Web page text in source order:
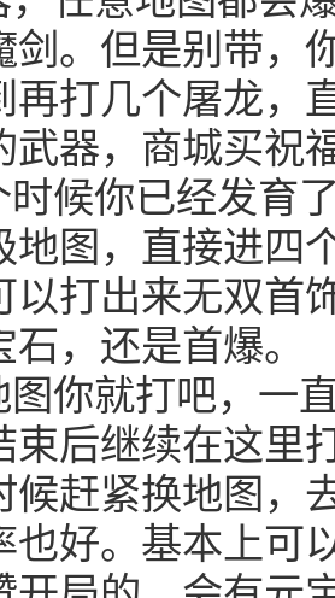
剑。但是别带，
再打几个屠龙，
武器，商城买祝
候你已经发育
地图，直接进四
以打出来无双首
，还是首爆。
你就打吧，一
束后继续在这里
候赶紧换地图，
也好。基本上可